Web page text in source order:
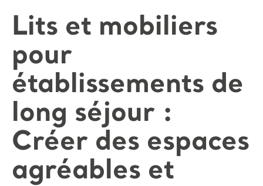
Lits et mobiliers
pour
établissements de
long séjour :
Créer des espaces
agréables et